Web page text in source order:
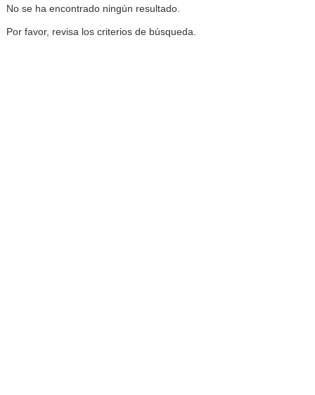
No se ha encontrado ningún resultado.
Por favor, revisa los criterios de búsqueda.